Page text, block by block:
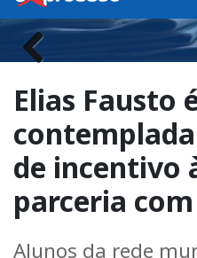
Previous
Elias Fausto
de incentivo
parceria com